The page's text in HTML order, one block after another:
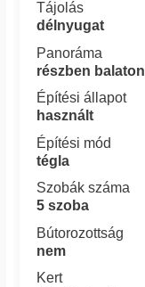
Tájolás
délnyugat
Panoráma
részben balaton
Építési állapot
használt
Építési mód
tégla
Szobák száma
5 szoba
Bútorozottság
nem
Kert